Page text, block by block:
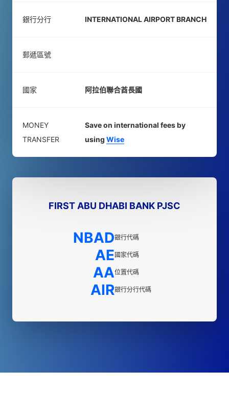
銀行分行 INTERNATIONAL AIRPORT BRANCH
郵遞區號
國家 阿拉伯聯合酋長國
MONEY
TRANSFER
Save on international fees by
using Wise
FIRST ABU DHABI BANK PJSC
NBAD銀行代碼
AE國家代碼
AA位置代碼
AIR銀行分行代碼